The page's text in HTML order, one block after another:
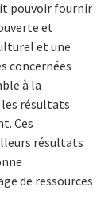
pouvoir fournir
et
et une
concernées
à la
résultats
Ces
résultats
de ressources